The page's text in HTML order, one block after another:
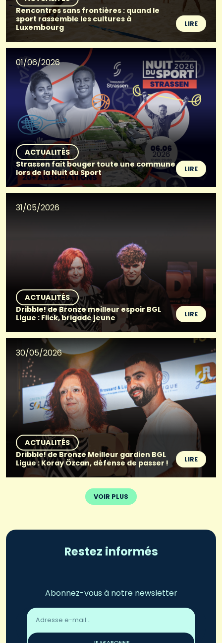
Rencontres sans frontières : quand le
sport rassemble les cultures à
Luxembourg
LIRE
01/06/2026
ACTUALITÉS
Strassen fait bouger toute une commune
lors de la Nuit du Sport
LIRE
31/05/2026
ACTUALITÉS
Dribble! de Bronze meilleur espoir BGL
Ligue : Flick, brigade jeune
LIRE
30/05/2026
ACTUALITÉS
Dribble! de Bronze Meilleur gardien BGL
Ligue : Koray Özcan, défense de passer !
LIRE
VOIR PLUS
Restez informés
Abonnez-vous à notre newsletter
Adresse
email